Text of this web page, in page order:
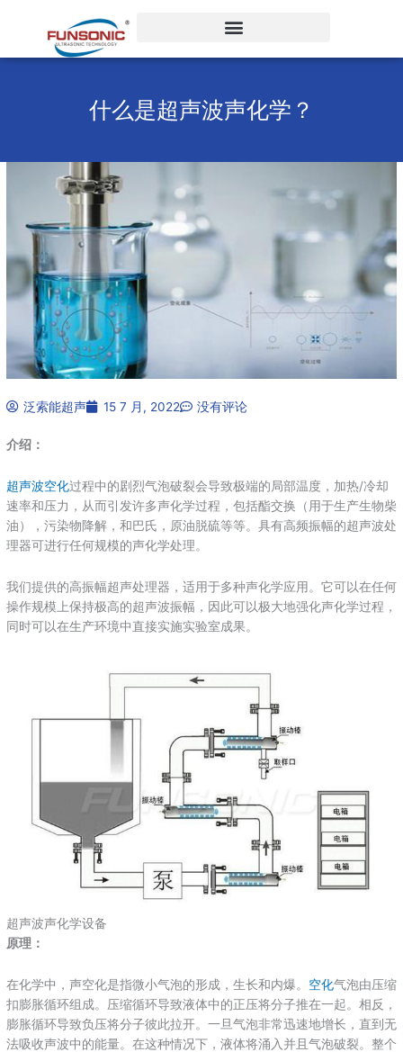
什么是超声波声化学？
泛索能超声 15 7 月, 2022 没有评论
介绍：
超声波空化过程中的剧烈气泡破裂会导致极端的局部温度，加热/冷却
速率和压力，从而引发许多声化学过程，包括酯交换（用于生产生物柴
油），污染物降解，和巴氏，原油脱硫等等。具有高频振幅的超声波处
理器可进行任何规模的声化学处理。
我们提供的高振幅超声处理器，适用于多种声化学应用。它可以在任何
操作规模上保持极高的超声波振幅，因此可以极大地强化声化学过程，
同时可以在生产环境中直接实施实验室成果。
超声波声化学设备
原理：
在化学中，声空化是指微小气泡的形成，生长和内爆。 空化气泡由压缩
扣膨胀循环组成。压缩循环导致液体中的正压将分子推在一起。相反，
膨胀循环导致负压将分子彼此拉开。一旦气泡非常迅速地增长，直到无
法吸收声波中的能量。在这种情况下，液体将涌入并且气泡破裂。整个